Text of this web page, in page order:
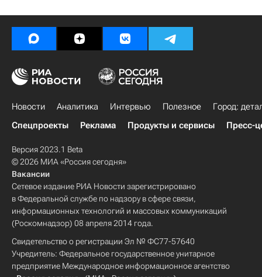
Новости Аналитика Интервью Полезное
Город:
Спецпроекты
Реклама Продукты и сервисы Пресс-
Версия 2023.1 Beta
© 2026 МИА «Россия сегодня»
Вакансии
Сетевое издание РИА Новости зарегистрировано
в Федеральной службе по надзору в сфере связи,
информационных технологий и массовых коммуникаций
(Роскомнадзор) 08 апреля 2014 года.
Свидетельство о регистрации Эл № ФС77-57640
Учредитель: Федеральное государственное унитарное
предприятие Международное информационное агентство